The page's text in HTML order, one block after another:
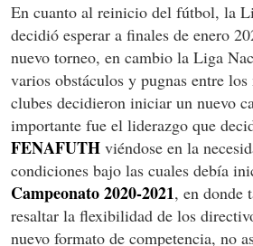
En cuanto al reinicio del fútbol, la
decidió esperar a finales de enero
nuevo torneo, en cambio la Liga
varios obstáculos y pugnas entre
clubes decidieron iniciar un nuevo
importante fue el liderazgo que
FENAFUTH viéndose en la
condiciones bajo las cuales debía
Campeonato 2020-2021, en donde
resaltar la flexibilidad de los
nuevo formato de competencia, no